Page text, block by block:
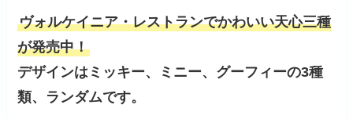
ヴォルケイニア・レストランでかわいい天心三種
が発売中！
デザインはミッキー、ミニー、グーフィーの3種
類、ランダムです。